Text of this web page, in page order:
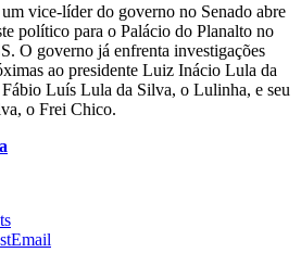
vice-líder do governo no Senado abre
político para o Palácio do Planalto no
O governo já enfrenta investigações
ao presidente Luiz Inácio Lula da
Luís Lula da Silva, o Lulinha, e seu
o Frei Chico.
Email